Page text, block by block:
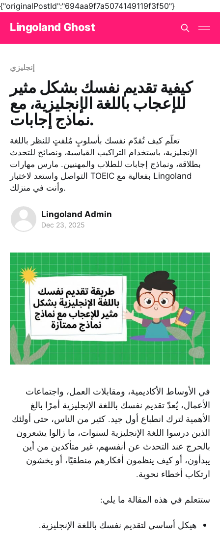
{"originalPostId":"694aa9f7a5074149119f3f50"}
Lingoland Ghost
إنجليزي
كيفية تقديم نفسك بشكل مثير
للإعجاب باللغة الإنجليزية، مع
نماذج إجابات.
تعلّم كيف تُقدّم نفسك بأسلوبٍ مُلفتٍ للنظر باللغة
الإنجليزية، باستخدام التراكيب القياسية، ونصائح للتحدث
بطلاقة، ونماذج إجابات للطلاب والمهنيين. مارس مهارات
التواصل واستعد لاختبار TOEIC بفعالية مع Lingoland
وأنت في منزلك.
Lingoland Admin
Dec 23, 2025
في الأوساط الأكاديمية، ومقابلات العمل، واجتماعات
الأعمال، يُعدّ تقديم نفسك باللغة الإنجليزية أمرًا بالغ
الأهمية لترك انطباع أول جيد. كثير من الناس، حتى أولئك
الذين درسوا اللغة الإنجليزية لسنوات، ما زالوا يشعرون
بالحرج عند التحدث عن أنفسهم، غير متأكدين من أين
يبدأون، أو كيف ينظمون أفكارهم منطقيًا، أو يخشون
ارتكاب أخطاء نحوية.
ستتعلم في هذه المقالة ما يلي:
هيكل أساسي لتقديم نفسك باللغة الإنجليزية.